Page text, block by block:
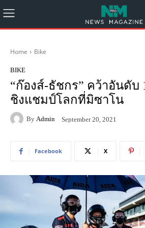
Home Bike
BIKE
“ก๊องส์-ธัชกร” คว้าอันดับ
ชิงแชมป์โลกที่มิซาโน
By Admin September 20, 2021
Facebook X